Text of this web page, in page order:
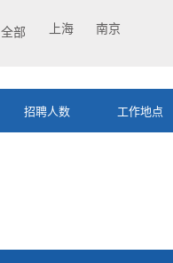
全部 上海 南京
招聘人数 工作地点